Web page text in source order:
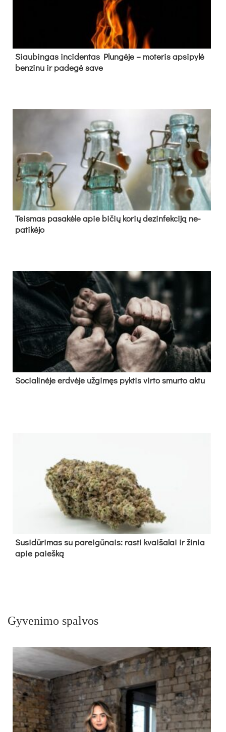
Siau­bin­gas in­ci­den­tas Plun­gė­je – mo­te­ris ap­si­py­lė
ben­zi­nu ir pa­de­gė sa­ve
Teis­mas pa­sa­kė­le apie bi­čių ko­rių de­zin­fek­ci­ją ne­
pa­ti­kė­jo
So­cia­li­nė­je erd­vė­je už­gi­męs pyk­tis vir­to smur­to ak­tu
Su­si­dū­ri­mas su pa­rei­gū­nais: ras­ti kvai­ša­lai ir ži­nia
apie paieš­ką
Gyvenimo spalvos